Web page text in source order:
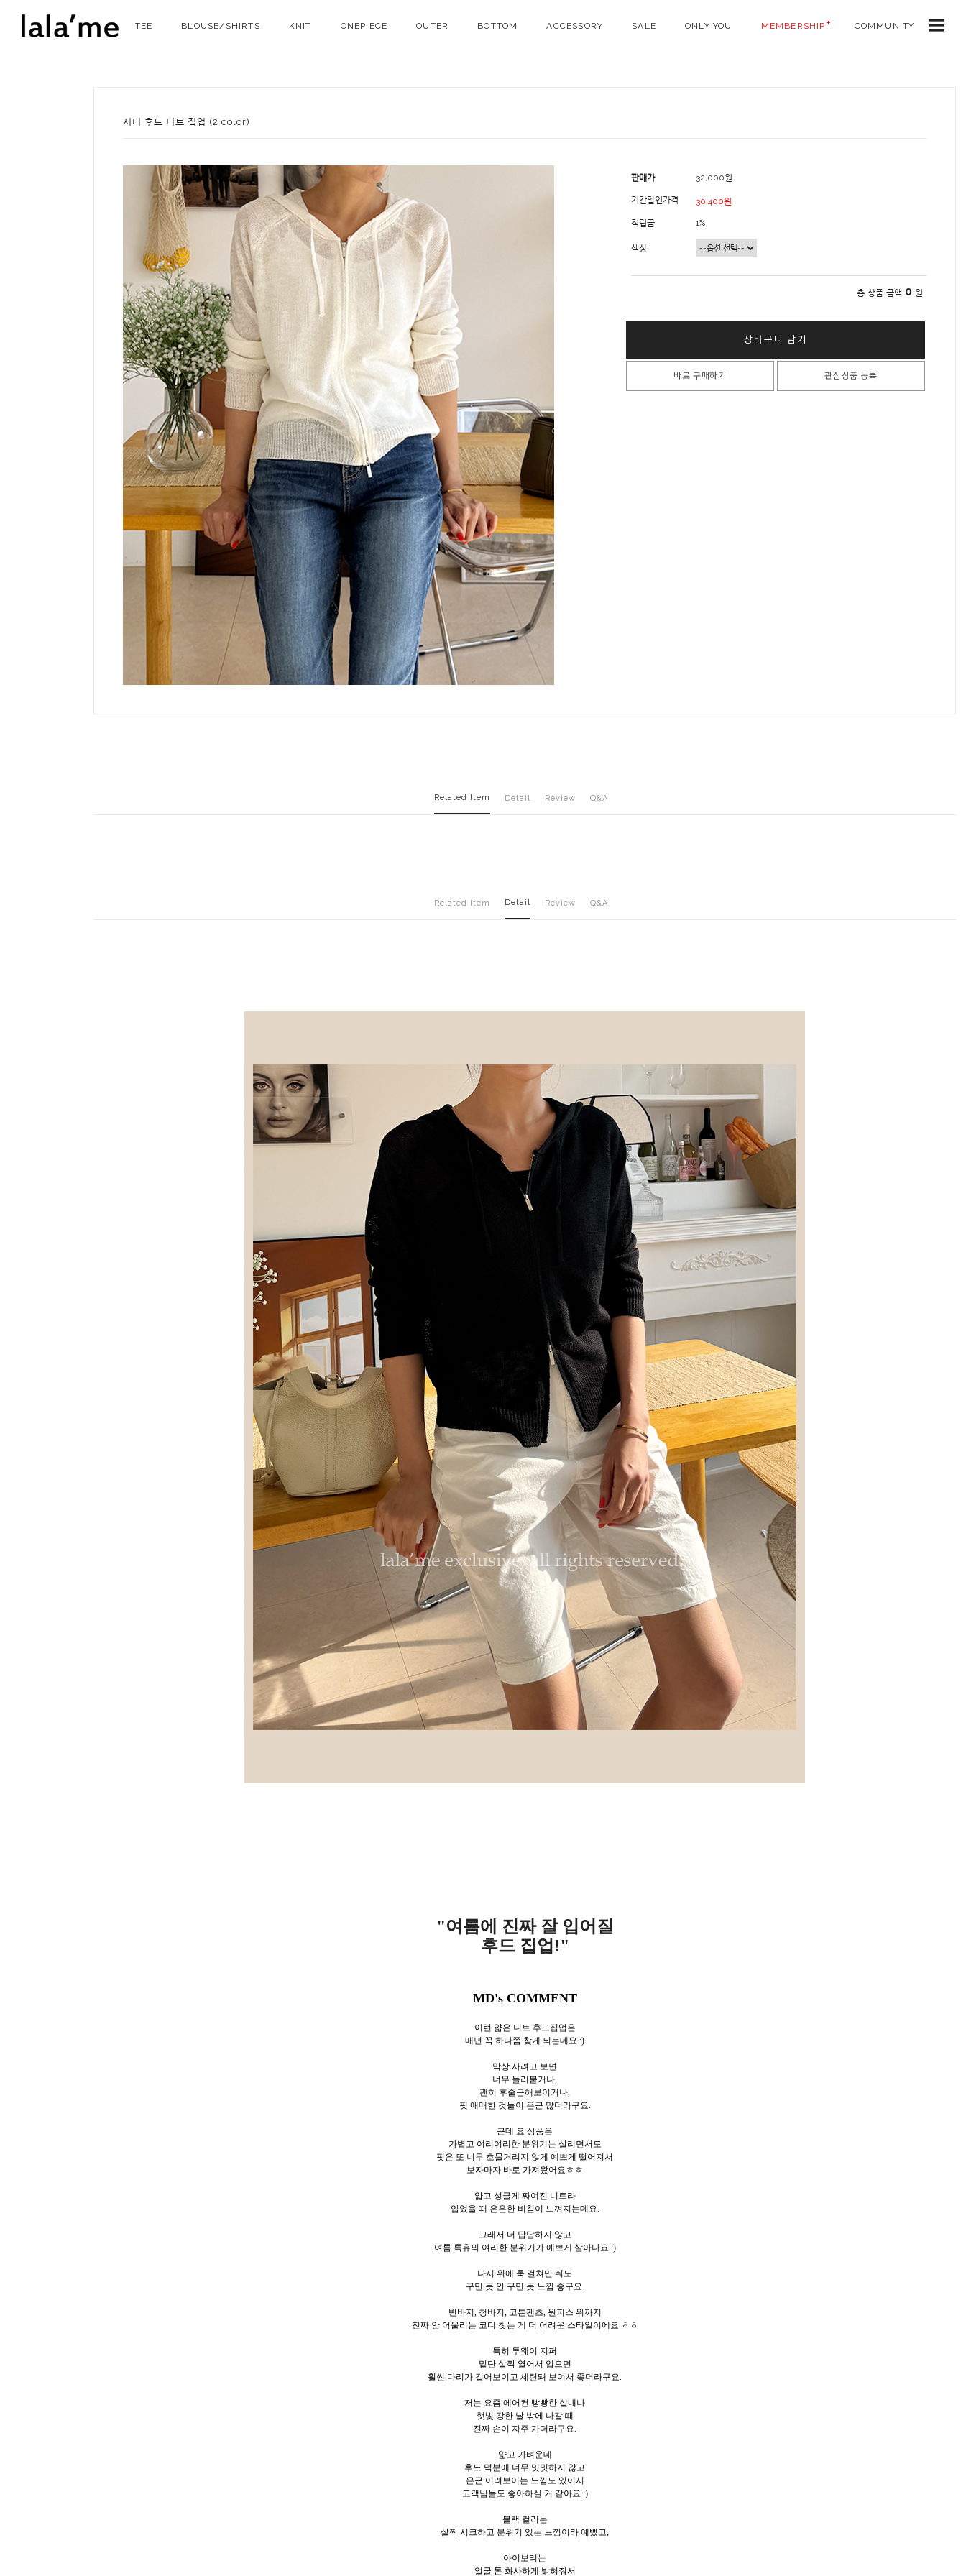
TEE BLOUSE/SHIRTS KNIT ONEPIECE OUTER BOTTOM ACCESSORY SALE ONLY YOU MEMBERSHIP COMMUNITY
서머 후드 니트 집업 (2 color)
판매가 32,000원
기간할인가격 30,400원
적립금 1%
색상
총 상품 금액 0 원
장바구니 담기
바로 구매하기 관심상품 등록
Related Item Detail Review Q&A
Related Item Detail Review Q&A
"여름에 진짜 잘 입어질
후드 집업!"
MD's COMMENT
이런 얇은 니트 후드집업은
매년 꼭 하나쯤 찾게 되는데요 :)
막상 사려고 보면
너무 들러붙거나,
괜히 후줄근해보이거나,
핏 애매한 것들이 은근 많더라구요.
근데 요 상품은
가볍고 여리여리한 분위기는 살리면서도
핏은 또 너무 흐물거리지 않게 예쁘게 떨어져서
보자마자 바로 가져왔어요ㅎㅎ
얇고 성글게 짜여진 니트라
입었을 때 은은한 비침이 느껴지는데요.
그래서 더 답답하지 않고
여름 특유의 여리한 분위기가 예쁘게 살아나요 :)
나시 위에 툭 걸쳐만 줘도
꾸민 듯 안 꾸민 듯 느낌 좋구요.
반바지, 청바지, 코튼팬츠, 원피스 위까지
진짜 안 어울리는 코디 찾는 게 더 어려운 스타일이에요.ㅎㅎ
특히 투웨이 지퍼
밑단 살짝 열어서 입으면
훨씬 다리가 길어보이고 세련돼 보여서 좋더라구요.
저는 요즘 에어컨 빵빵한 실내나
햇빛 강한 날 밖에 나갈 때
진짜 손이 자주 가더라구요.
얇고 가벼운데
후드 덕분에 너무 밋밋하지 않고
은근 어려보이는 느낌도 있어서
고객님들도 좋아하실 거 같아요 :)
블랙 컬러는
살짝 시크하고 분위기 있는 느낌이라 예뻤고,
아이보리는
얼굴 톤 화사하게 밝혀줘서